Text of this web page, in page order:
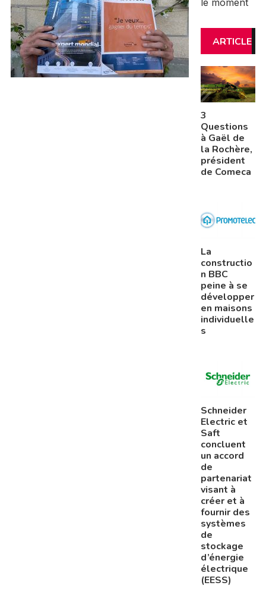
SUJET
ARTICLE
S
INSCRIT
S
3
Questions
à Gaël de
la Rochère,
président
de Comeca
La
constructio
n BBC
peine à se
développer
en maisons
individuelle
s
Schneider
Electric et
Saft
concluent
un accord
de
partenariat
visant à
créer et à
fournir des
systèmes
de
stockage
d’énergie
électrique
(EESS)